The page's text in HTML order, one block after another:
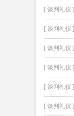
[ 谈判礼仪 ]
[ 谈判礼仪 ]
[ 谈判礼仪 ]
[ 谈判礼仪 ]
[ 谈判礼仪 ]
[ 谈判礼仪 ]